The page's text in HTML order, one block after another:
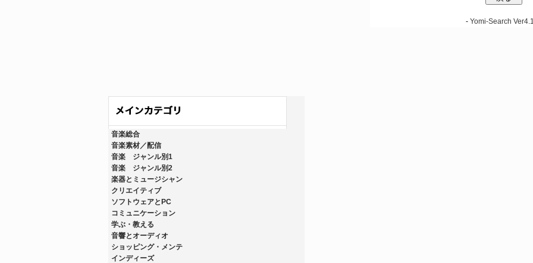
音楽総合
音楽素材／配信
音楽 ジャンル別1
音楽 ジャンル別2
楽器とミュージシャン
クリエイティブ
ソフトウェアとPC
コミュニケーション
学ぶ・教える
音響とオーディオ
ショッピング・メンテ
インディーズ
- Yomi-Search